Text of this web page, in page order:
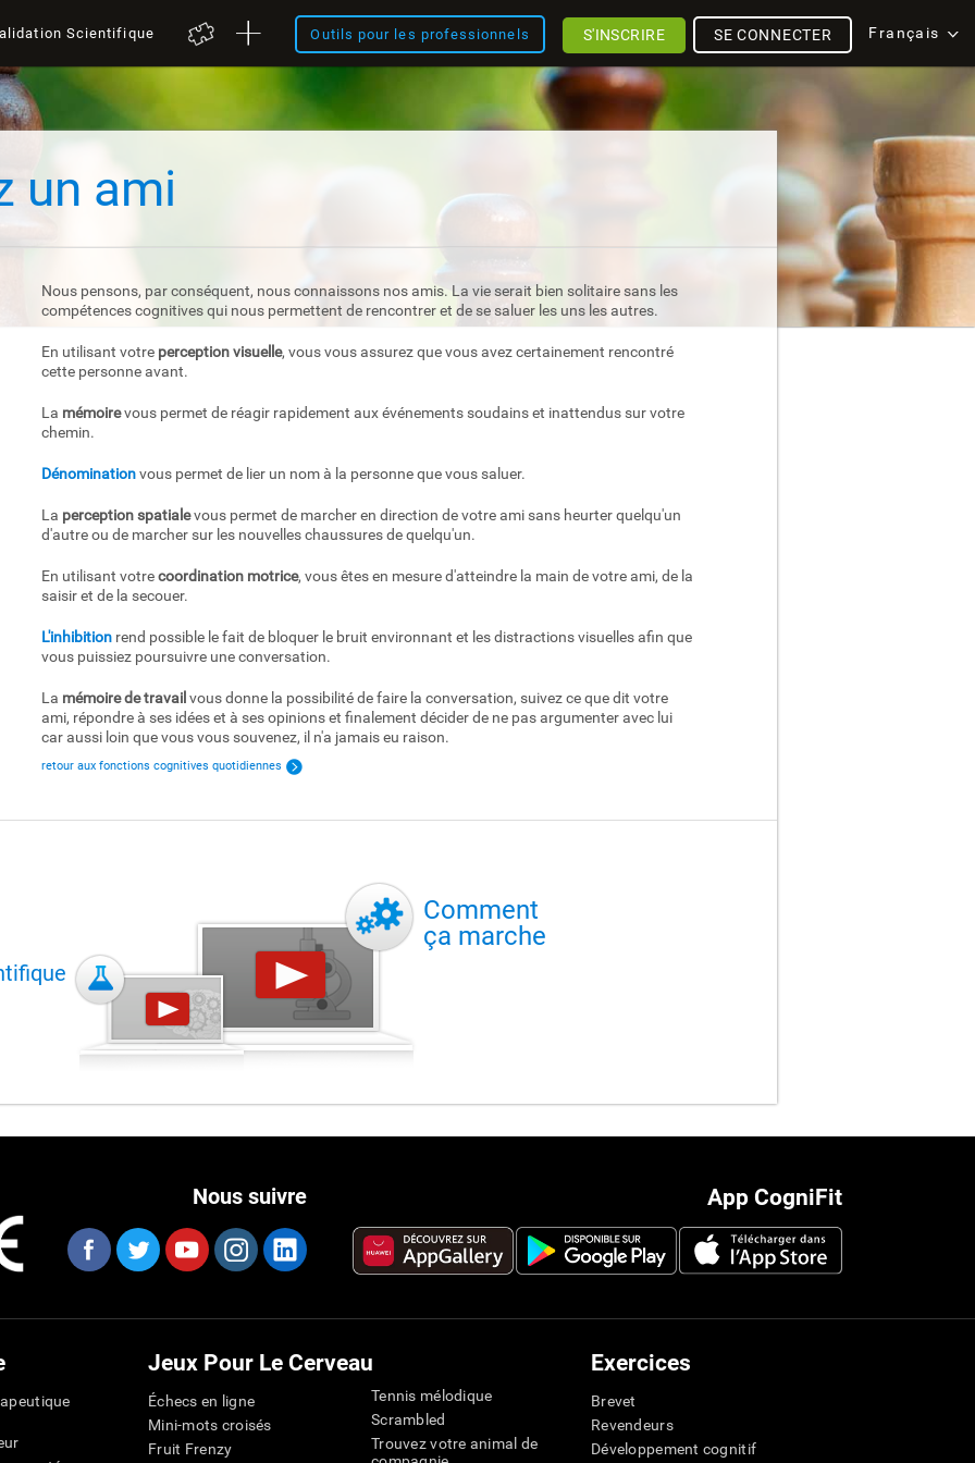
Scientifique Outils pour les professionnels Français
SE CONNECTER
S'INSCRIRE
un ami
Nous pensons, par conséquent, nous connaissons nos amis. La vie serait bien solitaire sans les
compétences cognitives qui nous permettent de rencontrer et de se saluer les uns les autres.
En utilisant votre perception visuelle, vous vous assurez que vous avez certainement rencontré
cette personne avant.
La mémoirevous permet de réagir rapidement aux événements soudains et inattendus sur votre
chemin.
Dénominationvous permet de lier un nom à la personne que vous saluer.
La perception spatialevous permet de marcher en direction de votre ami sans heurter quelqu'un
d'autre ou de marcher sur les nouvelles chaussures de quelqu'un.
En utilisant votrecoordination motrice, vous êtes en mesure d'atteindre la main de votre ami, de la
saisir et de la secouer.
L'inhibition rend possible le fait de bloquer le bruit environnant et les distractions visuelles afin que
vous puissiez poursuivre une conversation.
La mémoire de travail vous donne la possibilité de faire la conversation, suivez ce que dit votre
ami, répondre à ses idées et à ses opinions et finalement décider de ne pas argumenter avec lui
car aussi loin que vous vous souvenez, il n'a jamais eu raison.
retour aux fonctions cognitives quotidiennes
Comment
ça marche
App CogniFit
Nous suivre
Jeux Pour Le Cerveau
Échecs en ligne
Mini-mots croisés
Fruit Frenzy
Tennis mélodique
Scrambled
Trouvez votre animal de
Exercices
Brevet
Revendeurs
Développement cognitif